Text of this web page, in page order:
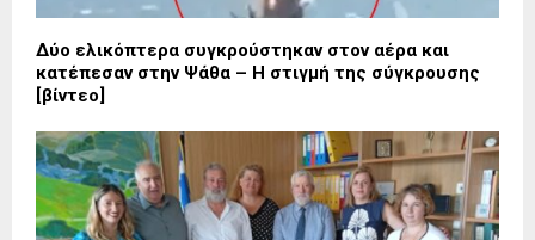
Δύο ελικόπτερα συγκρούστηκαν στον αέρα και
κατέπεσαν στην Ψάθα – Η στιγμή της σύγκρουσης
[βίντεο]